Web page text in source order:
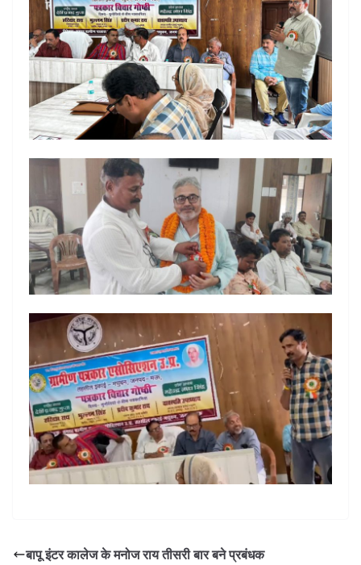
बापू इंटर कालेज के मनोज राय तीसरी बार बने प्रबंधक